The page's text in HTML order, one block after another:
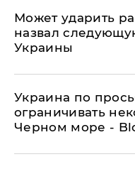
Может ударить
назвал
Украины
Украина по
ограничивать
Черном море -